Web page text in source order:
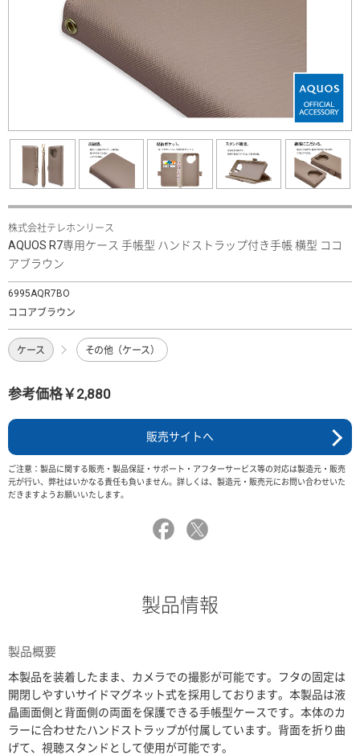
株式会社テレホンリース
AQUOS R7専用ケース 手帳型 ハンドストラップ付き手帳 横型 ココ
アブラウン
6995AQR7BO
ココアブラウン
ケース その他（ケース）
参考価格￥2,880
販売サイトへ
ご注意：製品に関する販売・製品保証・サポート・アフターサービス等の対応は製造元・販売
元が行い、弊社はいかなる責任も負いません。詳しくは、製造元・販売元にお問い合わせいた
だきますようお願いいたします。
製品情報
製品概要
本製品を装着したまま、カメラでの撮影が可能です。フタの固定は
開閉しやすいサイドマグネット式を採用しております。本製品は液
晶画面側と背面側の両面を保護できる手帳型ケースです。本体のカ
ラーに合わせたハンドストラップが付属しています。背面を折り曲
げて、視聴スタンドとして使用が可能です。